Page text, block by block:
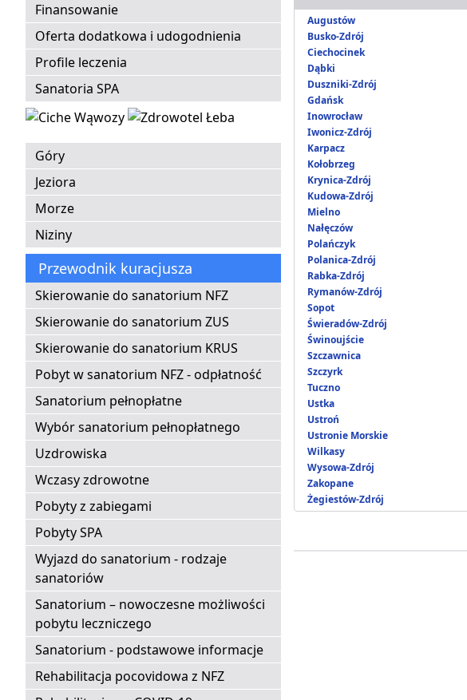
Finansowanie
Oferta dodatkowa i udogodnienia
Profile leczenia
Sanatoria SPA
Góry
Jeziora
Morze
Niziny
Przewodnik kuracjusza
Skierowanie do sanatorium NFZ
Skierowanie do sanatorium ZUS
Skierowanie do sanatorium KRUS
Pobyt w sanatorium NFZ - odpłatność
Sanatorium pełnopłatne
Wybór sanatorium pełnopłatnego
Uzdrowiska
Wczasy zdrowotne
Pobyty z zabiegami
Pobyty SPA
Wyjazd do sanatorium - rodzaje
sanatoriów
Sanatorium – nowoczesne możliwości
pobytu leczniczego
Sanatorium - podstawowe informacje
Rehabilitacja pocovidowa z NFZ
Augustów
Busko-Zdrój
Ciechocinek
Dąbki
Duszniki-Zdrój
Gdańsk
Inowrocław
Iwonicz-Zdrój
Karpacz
Kołobrzeg
Krynica-Zdrój
Kudowa-Zdrój
Mielno
Nałęczów
Polańczyk
Polanica-Zdrój
Rabka-Zdrój
Rymanów-Zdrój
Sopot
Świeradów-Zdrój
Świnoujście
Szczawnica
Szczyrk
Tuczno
Ustka
Ustroń
Ustronie Morskie
Wilkasy
Wysowa-Zdrój
Zakopane
Żegiestów-Zdrój